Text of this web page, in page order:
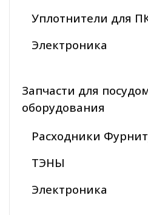
Уплотнители для
Электроника
Запчасти для
оборудования
Расходники
ТЭНЫ
Электроника